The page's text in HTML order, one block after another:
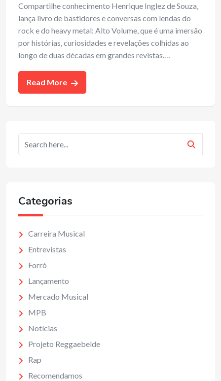
Compartilhe conhecimento Henrique Inglez de Souza,
lança livro de bastidores e conversas com lendas do
rock e do heavy metal: Alto Volume, que é uma imersão
por histórias, curiosidades e revelações colhidas ao
longo de duas décadas em grandes revistas.…
Read More
Categorias
Carreira Musical
Entrevistas
Forró
Lançamento
Mercado Musical
MPB
Notícias
Projeto Reggaebelde
Rap
Recomendamos